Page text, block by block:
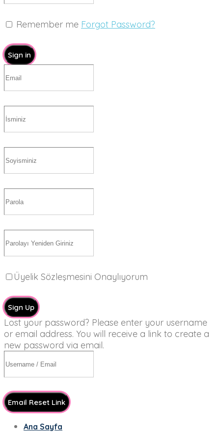
Remember me Forgot Password?
Sign in
Üyelik Sözleşmesini Onaylıyorum
Sign Up
Lost your password? Please enter your username
or email address. You will receive a link to create a
new password via email.
Email Reset Link
Ana Sayfa